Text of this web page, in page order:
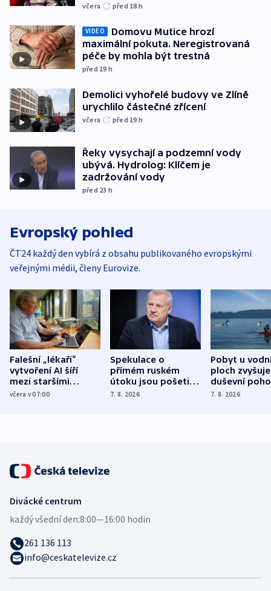
včera před 18 h
VIDEO
Domovu Mutice hrozí
maximální pokuta. Neregistrovaná
péče by mohla být trestná
před 19 h
Demolici vyhořelé budovy ve Zlíně
urychlilo částečné zřícení
včera před 19 h
Řeky vysychají a podzemní vody
ubývá. Hydrolog: Klíčem je
zadržování vody
před 23 h
Evropský pohled
ČT24 každý den vybírá z obsahu publikovaného evropskými
veřejnými médii, členy Eurovize.
Falešní „lékaři“
vytvoření AI šíří
mezi staršími
Poláky nebezpečné
včera v 07:00
Spekulace o
přímém ruském
útoku jsou pošetilé,
míní estonský
7. 8. 2026
Pobyt u
ploch zvyšuje
duševní
ukázala
7. 8. 2026
Divácké centrum
každý všední den:8:00—16:00 hodin
261 136 113
info@ceskatelevize.cz